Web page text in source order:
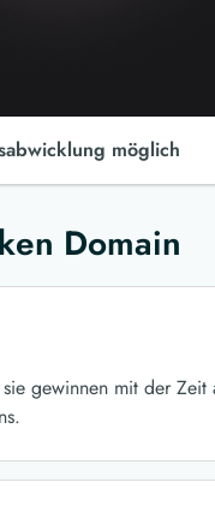
möglich
Domain
gewinnen mit der Zeit